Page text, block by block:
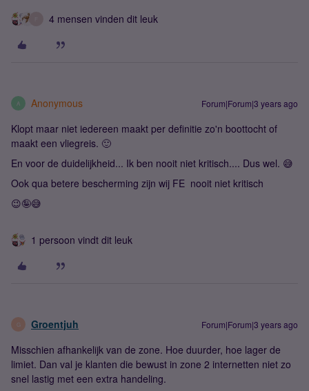
4 mensen vinden dit leuk
A Anonymous Forum|Forum|3 years ago
Klopt maar niet iedereen maakt per definitie zo'n boottocht of
maakt een vliegreis. 🙂
En voor de duidelijkheid... Ik ben nooit niet kritisch.... Dus wel. 😅
Ook qua betere bescherming zijn wij FE nooit niet kritisch
😉🤪😅
1 persoon vindt dit leuk
G Groentjuh Forum|Forum|3 years ago
Misschien afhankelijk van de zone. Hoe duurder, hoe lager de
limiet. Dan val je klanten die bewust in zone 2 internetten niet zo
snel lastig met een extra handeling.